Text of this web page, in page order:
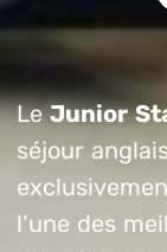
LeJunior
séjour
l’une des